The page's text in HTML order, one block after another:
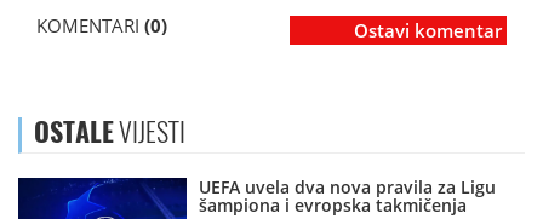
KOMENTARI (0) Ostavi komentar
OSTALEVIJESTI
UEFA uvela dva nova pravila za Ligu
šampiona i evropska takmičenja